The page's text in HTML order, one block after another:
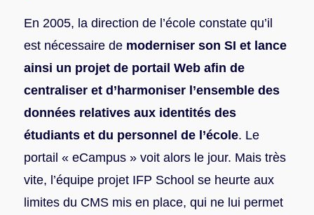
En 2005, la direction de l’école constate qu’il
est nécessaire de moderniser son SI et lance
ainsi un projet de portail Web afin de
centraliser et d’harmoniser l’ensemble des
données relatives aux identités des
étudiants et du personnel de l’école. Le
portail « eCampus » voit alors le jour. Mais très
vite, l’équipe projet IFP School se heurte aux
limites du CMS mis en place, qui ne lui permet